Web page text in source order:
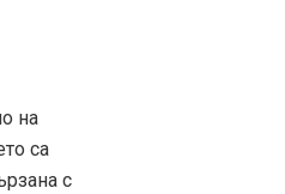
на
са
с